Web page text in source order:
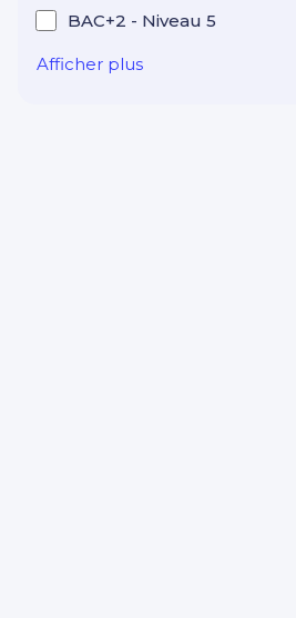
Santé Médico-social
BAC+2 - Niveau 5
Afficher plus